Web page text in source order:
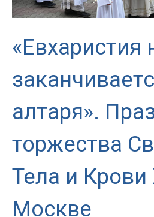
«Евхаристия
алтаря».
торжества
Тела и Крови
Москве